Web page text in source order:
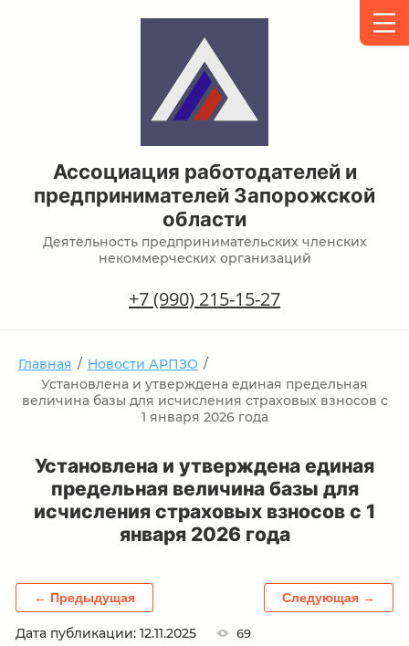
Ассоциация работодателей и
предпринимателей Запорожской
области
Деятельность предпринимательских членских
некоммерческих организаций
+7 (990) 215-15-27
Главная / Новости АРПЗО /
Установлена и утверждена единая предельная
величина базы для исчисления страховых взносов с
1 января 2026 года
Установлена и утверждена единая
предельная величина базы для
исчисления страховых взносов с 1
января 2026 года
← Предыдущая Следующая →
Дата публикации: 12.11.2025 69